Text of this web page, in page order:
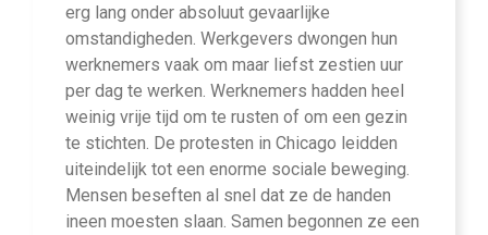
erg lang onder absoluut gevaarlijke
omstandigheden. Werkgevers dwongen hun
werknemers vaak om maar liefst zestien uur
per dag te werken. Werknemers hadden heel
weinig vrije tijd om te rusten of om een gezin
te stichten. De protesten in Chicago leidden
uiteindelijk tot een enorme sociale beweging.
Mensen beseften al snel dat ze de handen
ineen moesten slaan. Samen begonnen ze een